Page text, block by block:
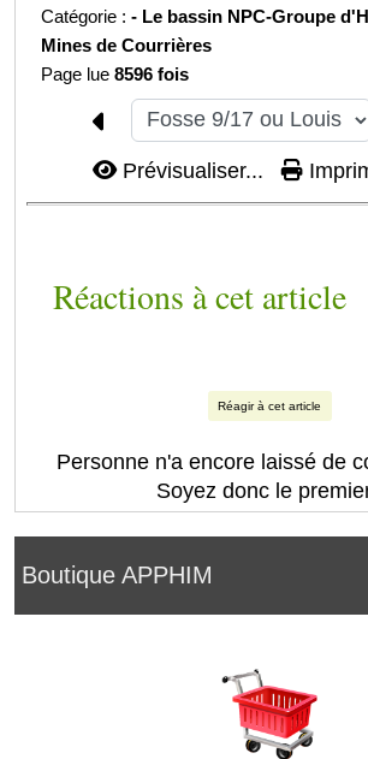
Boutique APPHIM
Catégorie :- Le bassin NPC-Groupe
Mines de Courrières
Page lue8596 fois
Prévisualiser...
Réactions à cet article
Réagir à cet article
Personne n'a encore laissé de
Soyez donc le